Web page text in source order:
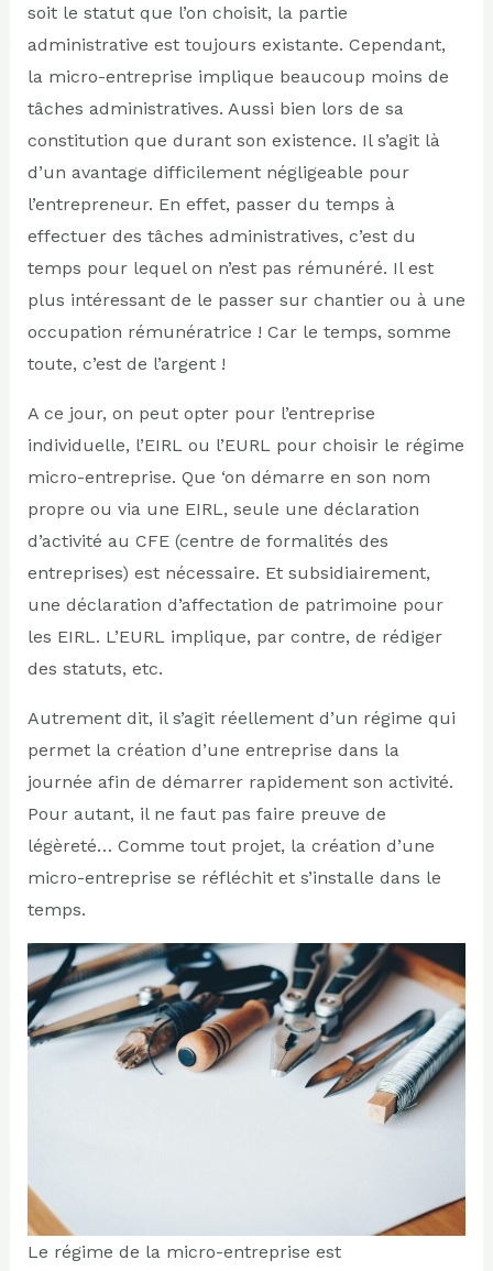
soit le statut que l’on choisit, la partie
administrative est toujours existante. Cependant,
la micro-entreprise implique beaucoup moins de
tâches administratives. Aussi bien lors de sa
constitution que durant son existence. Il s’agit là
d’un avantage difficilement négligeable pour
l’entrepreneur. En effet, passer du temps à
effectuer des tâches administratives, c’est du
temps pour lequel on n’est pas rémunéré. Il est
plus intéressant de le passer sur chantier ou à une
occupation rémunératrice ! Car le temps, somme
toute, c’est de l’argent !
A ce jour, on peut opter pour l’entreprise
individuelle, l’EIRL ou l’EURL pour choisir le régime
micro-entreprise. Que ‘on démarre en son nom
propre ou via une EIRL, seule une déclaration
d’activité au CFE (centre de formalités des
entreprises) est nécessaire. Et subsidiairement,
une déclaration d’affectation de patrimoine pour
les EIRL. L’EURL implique, par contre, de rédiger
des statuts, etc.
Autrement dit, il s’agit réellement d’un régime qui
permet la création d’une entreprise dans la
journée afin de démarrer rapidement son activité.
Pour autant, il ne faut pas faire preuve de
légèreté… Comme tout projet, la création d’une
micro-entreprise se réfléchit et s’installe dans le
temps.
Le régime de la micro-entreprise est